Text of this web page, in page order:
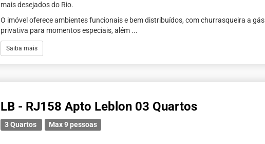
mais desejados do Rio.
O imóvel oferece ambientes funcionais e bem distribuídos, com churrasqueira a gás
privativa para momentos especiais, além ...
Saiba mais
LB - RJ158 Apto Leblon 03 Quartos
3 Quartos Max 9 pessoas